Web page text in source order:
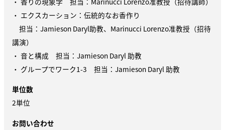
・ エクスカーション：伝統的なお香作り
担当：Jamieson Daryl助教、Marinucci Lorenzo准教授（招待
講演）
・ 音と構成 担当：Jamieson Daryl 助教
・ グループでワーク1-3 担当：Jamieson Daryl 助教
単位数
2単位
お問い合わせ